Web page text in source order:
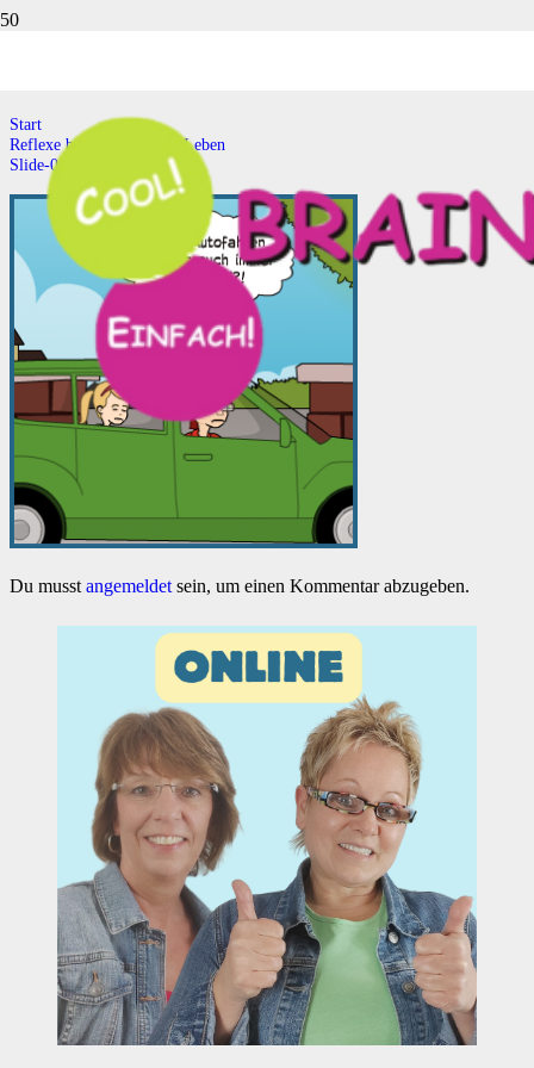
Start
Reflexe bestimmen unser Leben
Slide-05
Du musst angemeldet sein, um einen Kommentar abzugeben.